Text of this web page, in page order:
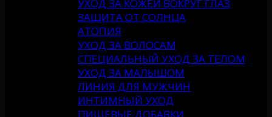
УХОД ЗА КОЖЕЙ ВОКРУГ ГЛАЗ
ЗАЩИТА ОТ СОЛНЦА
АТОПИЯ
УХОД ЗА ВОЛОСАМ
СПЕЦИАЛЬНЫЙ УХОД ЗА ТЕЛОМ
УХОД ЗА МАЛЫШОМ
ЛИНИЯ ДЛЯ МУЖЧИН
ИНТИМНЫЙ УХОД